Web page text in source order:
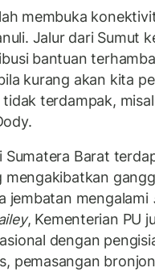
membuka
Jalur dari Sumut
bantuan
kurang akan kita
terdampak,
Sumatera Barat
jembatan mengalami
, Kementerian PU
dengan
pemasangan